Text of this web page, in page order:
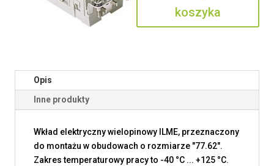
koszyka
Opis
Inne produkty
Wkład elektryczny wielopinowy ILME, przeznaczony
do montażu w obudowach o rozmiarze "77.62".
Zakres temperaturowy pracy to -40 °C ... +125 °C.